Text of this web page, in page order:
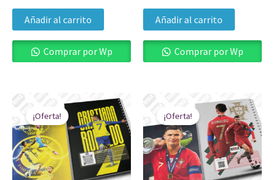
Añadir al carrito
Comprar por Wp
Añadir al carrito
Comprar por Wp
¡Oferta!
precio
original
era:
$ 24.900.
precio
actual
es:
$ 17.900.
¡Oferta!
precio
original
era:
$ 24.900.
precio
actual
es:
$ 17.900.